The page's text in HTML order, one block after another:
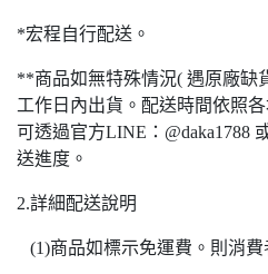
*宏程自行配送。
**商品如無特殊情況( 遇原廠缺
工作日內出貨。配送時間依照
可透過官方LINE：@daka1788
送進度。
2.詳細配送說明
(1)商品如標示免運費。則消費